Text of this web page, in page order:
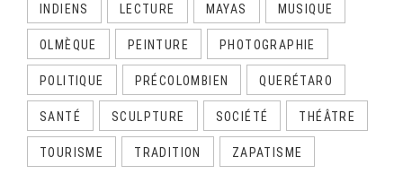
INDIENS LECTURE MAYAS MUSIQUE
OLMÈQUE PEINTURE PHOTOGRAPHIE
POLITIQUE PRÉCOLOMBIEN QUERÉTARO
SANTÉ SCULPTURE SOCIÉTÉ THÉÂTRE
TOURISME TRADITION ZAPATISME